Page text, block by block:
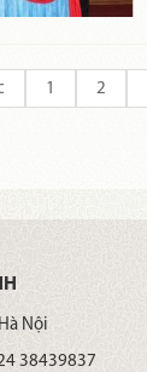
1 2
Nội
38439837